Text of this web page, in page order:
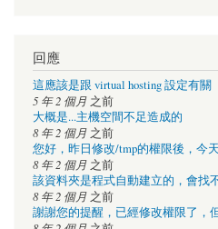
回應
這應該是跟 virtual hosting 設定有關
5 年 2 個月 之前
大概是...主機空間不足造成的
8 年 2 個月 之前
您好，昨日修改/tmp的權限後，今
8 年 2 個月 之前
該資料夾是程式自動建立的，會找
8 年 2 個月 之前
謝謝您的提醒，已經修改權限了，